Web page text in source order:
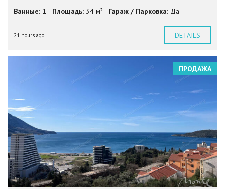
Ванные: 1 Площадь: 34 м² Гараж / Парковка: Да
21 hours ago DETAILS
ПРОДАЖА